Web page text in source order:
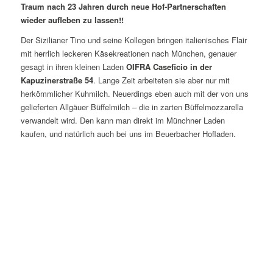
Traum nach 23 Jahren durch neue Hof-Partnerschaften
wieder aufleben zu lassen!!
Der Sizilianer Tino und seine Kollegen bringen italienisches Flair
mit herrlich leckeren Käsekreationen nach München, genauer
gesagt in ihren kleinen Laden OIFRA Caseficio in der
Kapuzinerstraße 54. Lange Zeit arbeiteten sie aber nur mit
herkömmlicher Kuhmilch. Neuerdings eben auch mit der von uns
gelieferten Allgäuer Büffelmilch – die in zarten Büffelmozzarella
verwandelt wird. Den kann man direkt im Münchner Laden
kaufen, und natürlich auch bei uns im Beuerbacher Hofladen.